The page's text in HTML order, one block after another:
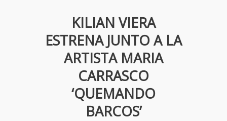
KILIAN VIERA
ESTRENA JUNTO A LA
ARTISTA MARIA
CARRASCO
‘QUEMANDO
BARCOS’